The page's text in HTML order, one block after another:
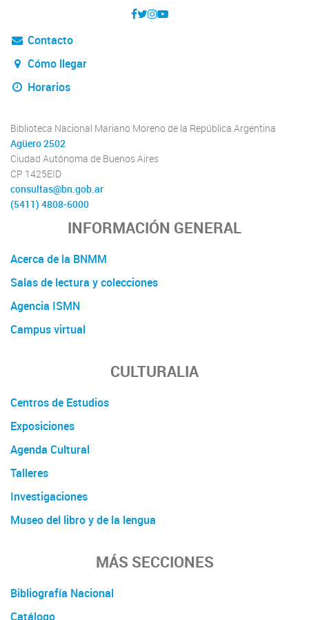
Contacto
Cómo llegar
Horarios
Biblioteca Nacional Mariano Moreno de la República Argentina
Agüero 2502
Ciudad Autónoma de Buenos Aires
CP 1425EID
consultas@bn.gob.ar
(5411) 4808-6000
INFORMACIÓN GENERAL
Acerca de la BNMM
Salas de lectura y colecciones
Agencia ISMN
Campus virtual
CULTURALIA
Centros de Estudios
Exposiciones
Agenda Cultural
Talleres
Investigaciones
Museo del libro y de la lengua
MÁS SECCIONES
Bibliografía Nacional
Catálogo